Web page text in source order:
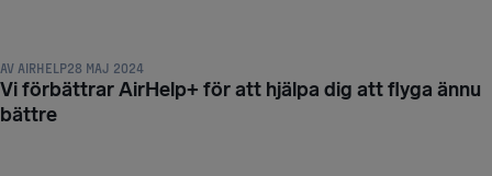
AV AIRHELP28 MAJ 2024
Vi förbättrar AirHelp+ för att hjälpa dig att flyga ännu
bättre